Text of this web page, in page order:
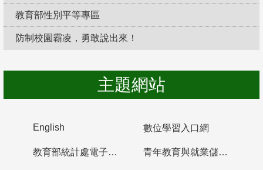
教育部性別平等專區
防制校園霸凌，勇敢說出來！
主題網站
English 數位學習入口網
教育部統計處電子書櫃 青年教育與就業儲蓄帳戶